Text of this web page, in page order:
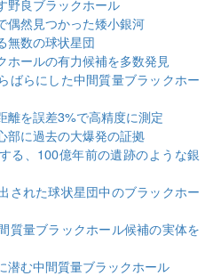
偶然見つかった矮小銀河
無数の球状星団
ホールの有力候補を多数発見
ばらにした中間質量ブラックホー
離を誤差3%で高精度に測定
部に過去の大爆発の証拠
る、100億年前の遺跡のような銀
された球状星団中のブラックホー
質量ブラックホール候補の実体を
潜む中間質量ブラックホール